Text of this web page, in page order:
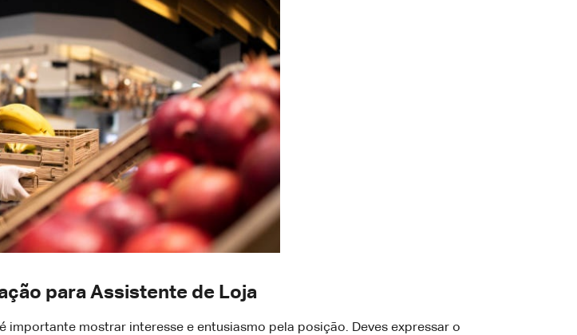
para Assistente de Loja
mostrar interesse e entusiasmo pela posição. Deves expressar o